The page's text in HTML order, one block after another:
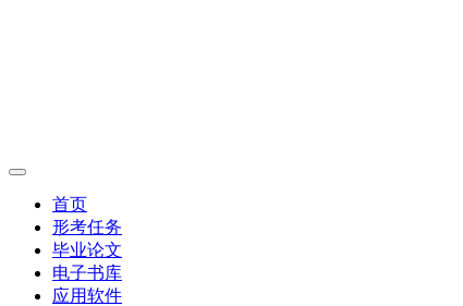
首页
形考任务
毕业论文
电子书库
应用软件